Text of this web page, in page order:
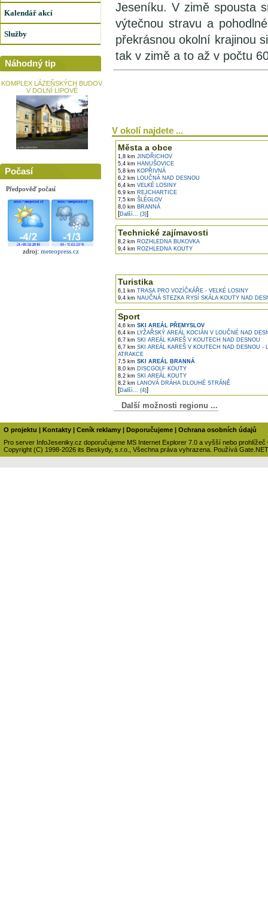
Kalendář akcí
Služby
Náhodný tip
KOMPLEX LÁZEŇSKÝCH BUDOV
V DOLNÍ LIPOVÉ
Počasí
Předpověď počasí
zdroj: meteopress.cz
Jeseníku. V zimě spousta
výtečnou stravu a
překrásnou okolní krajinou
tak v zimě a to až v počtu
V okolí najdete ...
Města a obce
1,8 km JINDŘICHOV
5,4 km HANUŠOVICE
5,8 km KOPŘIVNÁ
6,2 km LOUČNÁ NAD DESNOU
6,4 km VELKÉ LOSINY
6,9 km REJCHARTICE
7,5 km ŠLÉGLOV
8,0 km BRANNÁ
[Další... (3)]
Technické zajímavosti
8,2 km ROZHLEDNA BUKOVKA
9,4 km ROZHLEDNA KOUTY
Turistika
6,1 km TRASA PRO VOZÍČKÁŘE - VELKÉ LOSINY
9,4 km NAUČNÁ STEZKA RYSÍ SKÁLA KOUTY NAD
Sport
4,6 km SKI AREÁL PŘEMYSLOV
6,4 km LYŽAŘSKÝ AREÁL KOCIÁN V LOUČNÉ NAD
6,7 km SKI AREÁL KAREŠ V KOUTECH NAD DESNOU
6,7 km SKI AREÁL KAREŠ V KOUTECH NAD DESNOU -
ATRAKCE
7,5 km SKI AREÁL BRANNÁ
8,0 km DISCGOLF KOUTY
8,2 km SKI AREÁL KOUTY
8,2 km LANOVÁ DRÁHA DLOUHÉ STRÁNĚ
[Další... (4)]
Další možnosti regionu ...
O projektu | Kontakty | Ceník reklamy | Doporučujeme | Ochrana osobních údajů
Pro server InfoJeseniky.cz doporučujeme MS Internet Explorer 7.0 a vyšší nebo prohlížeč
Copyright (C) 1998-2026 its Beskydy, s.r.o., Všechna práva vyhrazena. Používá